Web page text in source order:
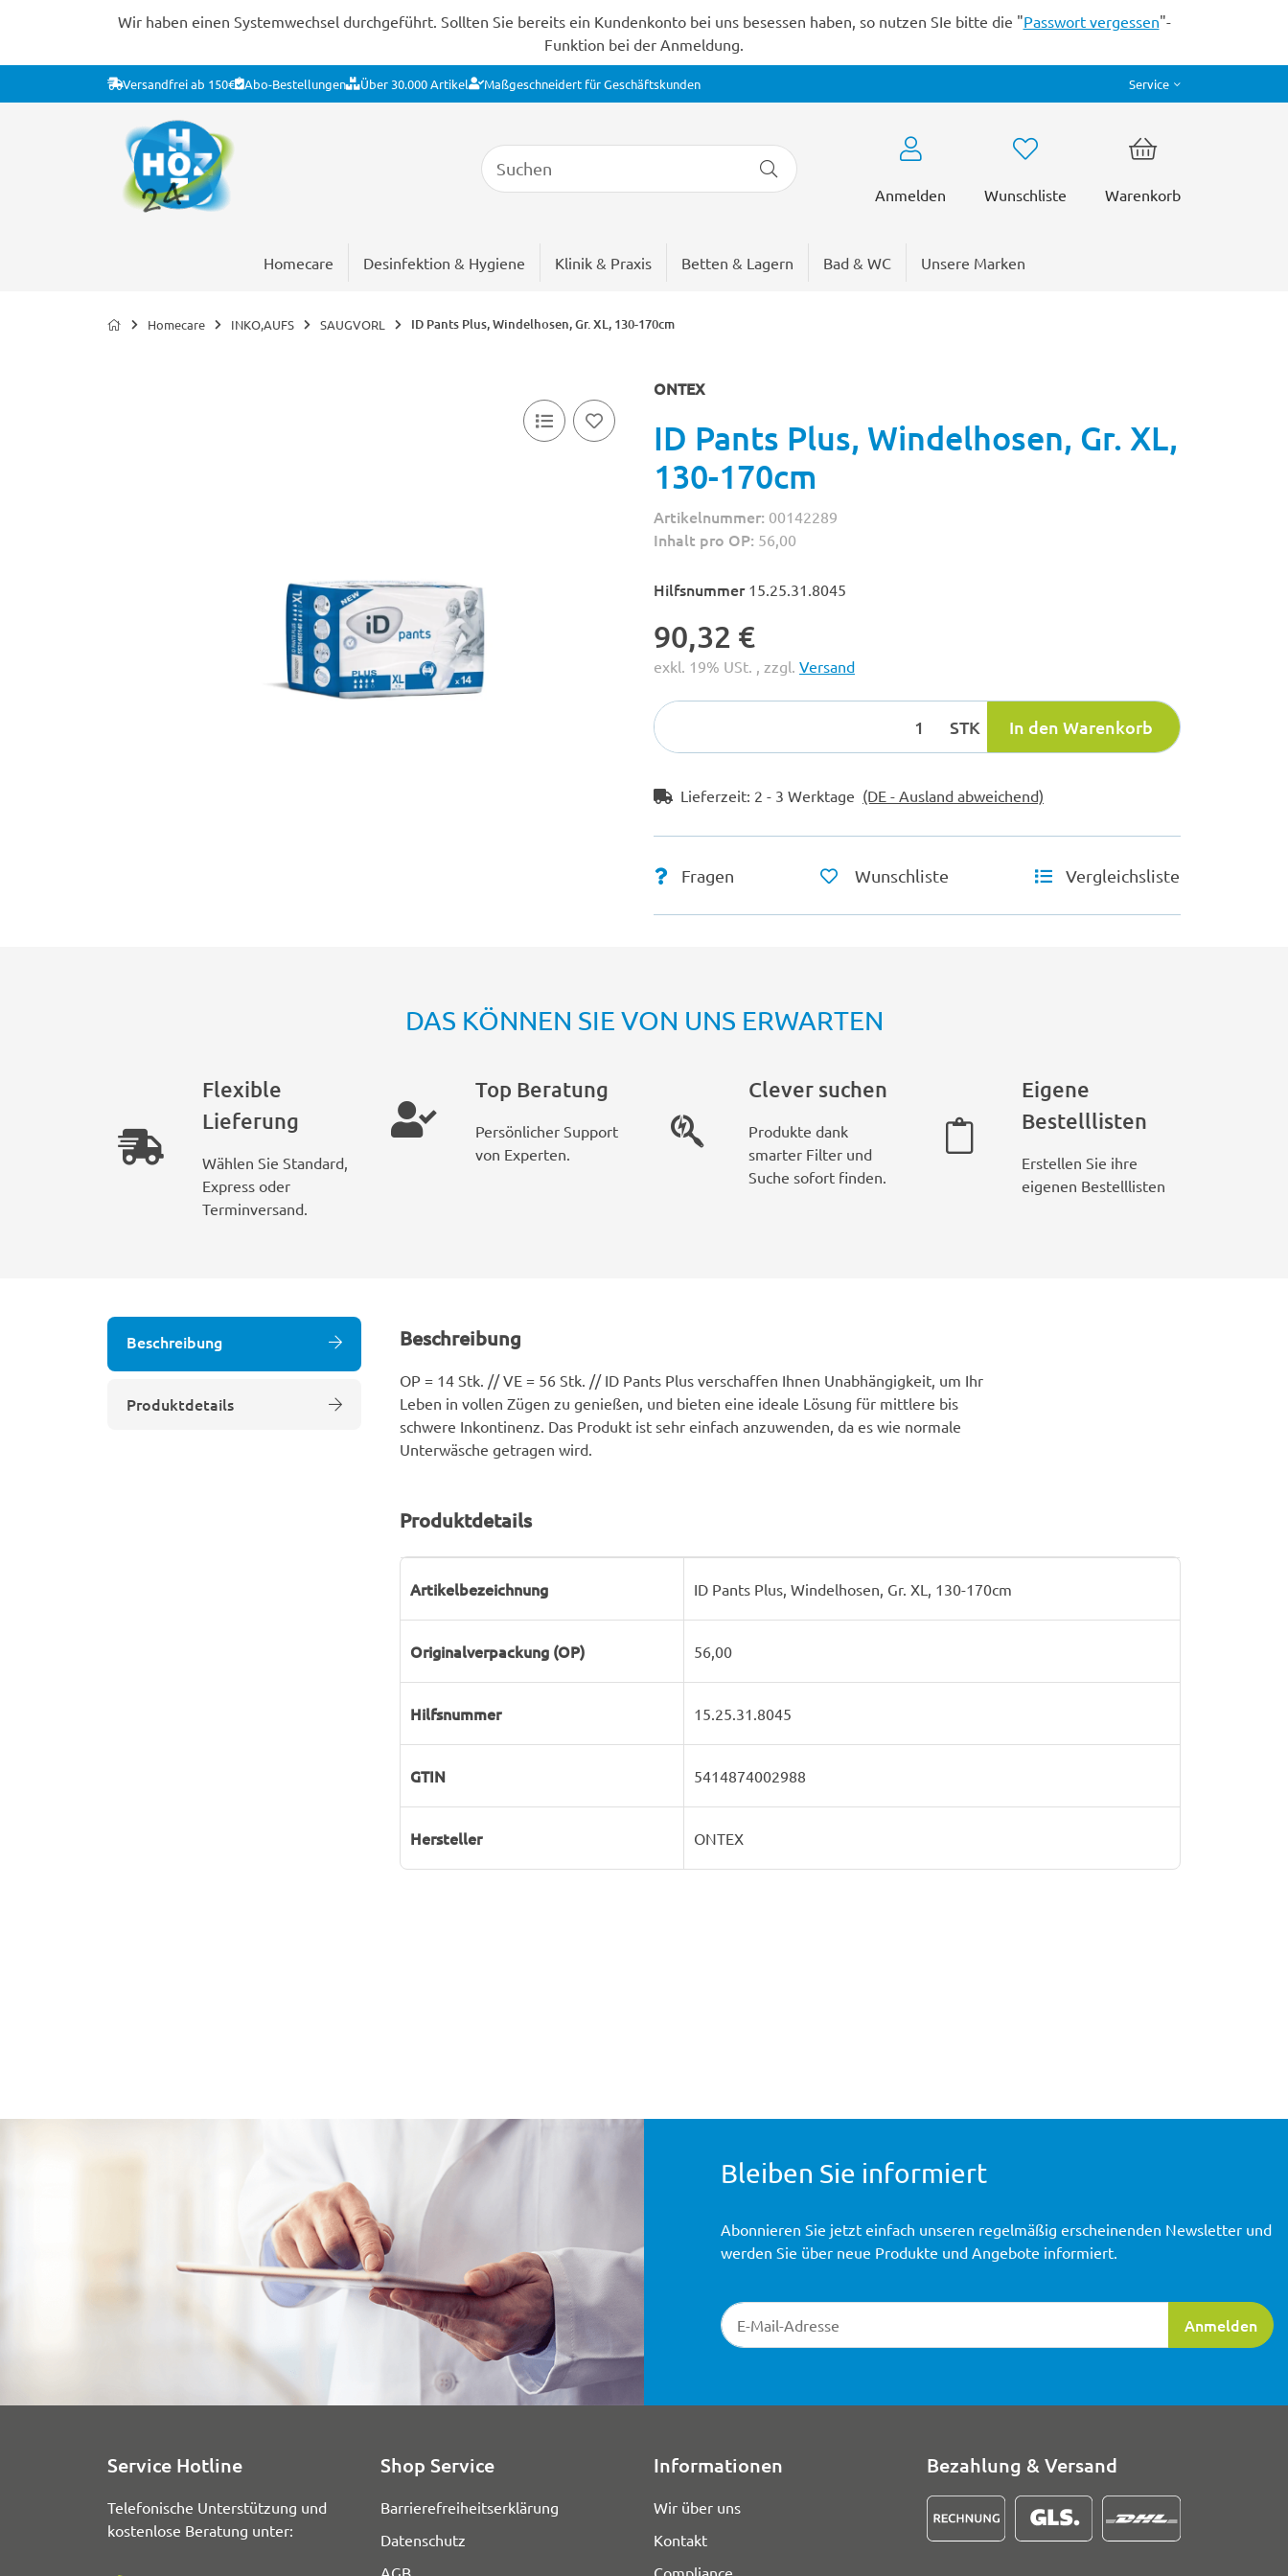
Wir haben einen Systemwechsel durchgeführt. Sollten Sie bereits ein Kundenkonto bei uns besessen haben, so nutzen SIe bitte die "Passwort vergessen"-
Funktion bei der Anmeldung.
Versandfrei ab 150€ Abo-Bestellungen Über 30.000 Artikel Maßgeschneidert für Geschäftskunden Service
Anmelden Wunschliste Warenkorb
Homecare Desinfektion & Hygiene Klinik & Praxis Betten & Lagern Bad & WC Unsere Marken
Homecare INKO,AUFS SAUGVORL ID Pants Plus, Windelhosen, Gr. XL, 130-170cm
ONTEX
ID Pants Plus, Windelhosen, Gr. XL,
130-170cm
Artikelnummer: 00142289
Inhalt pro OP: 56,00
Hilfsnummer 15.25.31.8045
90,32 €
exkl. 19% USt. , zzgl. Versand
STK In den Warenkorb
Lieferzeit: 2 - 3 Werktage (DE - Ausland abweichend)
Fragen Wunschliste Vergleichsliste
DAS KÖNNEN SIE VON UNS ERWARTEN
Flexible
Lieferung
Wählen Sie Standard,
Express oder
Terminversand.
Top Beratung
Persönlicher Support
von Experten.
Clever suchen
Produkte dank
smarter Filter und
Suche sofort finden.
Eigene
Bestelllisten
Erstellen Sie ihre
eigenen Bestelllisten
Beschreibung
Produktdetails
Beschreibung
OP = 14 Stk. // VE = 56 Stk. // ID Pants Plus verschaffen Ihnen Unabhängigkeit, um Ihr
Leben in vollen Zügen zu genießen, und bieten eine ideale Lösung für mittlere bis
schwere Inkontinenz. Das Produkt ist sehr einfach anzuwenden, da es wie normale
Unterwäsche getragen wird.
Produktdetails
Artikelbezeichnung ID Pants Plus, Windelhosen, Gr. XL, 130-170cm
Originalverpackung (OP) 56,00
Hilfsnummer 15.25.31.8045
GTIN 5414874002988
Hersteller ONTEX
Bleiben Sie informiert
Newsletter-Registrierung
Anmelden
Abonnieren Sie jetzt einfach unseren regelmäßig erscheinenden Newsletter und
werden Sie über neue Produkte und Angebote informiert.
Service Hotline
Telefonische Unterstützung und
kostenlose Beratung unter:
Shop Service
Barrierefreiheitserklärung
Datenschutz
AGB
Informationen
Wir über uns
Kontakt
Compliance
Bezahlung & Versand